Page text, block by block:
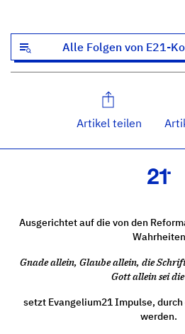
Alle Folgen von E21-
Artikel teilen
Ausgerichtet auf die von den
Wahrheiten
Gnade allein, Glaube allein, die
Gott allein sei
setzt Evangelium21 Impulse,
werden.